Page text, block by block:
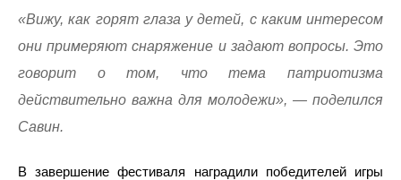
«Вижу, как горят глаза у детей, с каким интересом
они примеряют снаряжение и задают вопросы. Это
говорит о том, что тема патриотизма
действительно важна для молодежи», — поделился
Савин.
В завершение фестиваля наградили победителей игры